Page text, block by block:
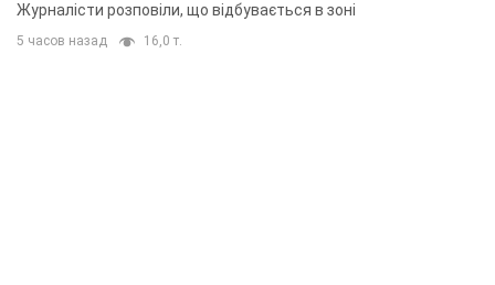
Журналісти розповіли, що відбувається в зоні
5 часов назад 16,0 т.